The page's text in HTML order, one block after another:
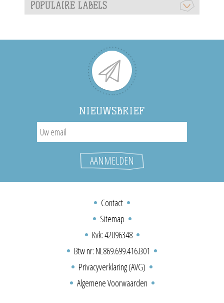
POPULAIRE LABELS
NIEUWSBRIEF
Contact
Sitemap
Kvk: 42096348
Btw nr: NL869.699.416.B01
Privacyverklaring (AVG)
Algemene Voorwaarden